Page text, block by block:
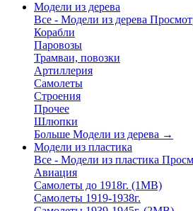
Модели из дерева
Все - Модели из дерева
Корабли
Паровозы
Трамваи, повозки
Артиллерия
Самолеты
Строения
Прочее
Шлюпки
Больше Модели из дерева →
Модели из пластика
Все - Модели из пластика
Авиация
Самолеты до 1918г. (1МВ)
Самолеты 1919-1938г.